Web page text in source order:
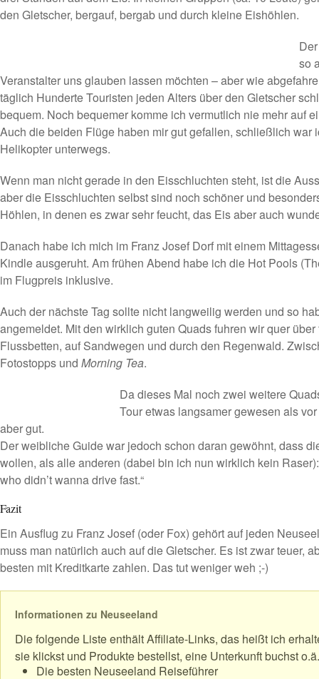
den Gletscher, bergauf, bergab und durch kleine Eishöhlen.
so
Veranstalter uns glauben lassen möchten – aber wie
täglich Hunderte Touristen jeden Alters über den Gletscher
bequem. Noch bequemer komme ich vermutlich nie mehr auf
Auch die beiden Flüge haben mir gut gefallen, schließlich war
Helikopter unterwegs.
Wenn man nicht gerade in den Eisschluchten steht, ist die
aber die Eisschluchten selbst sind noch schöner und
Höhlen, in denen es zwar sehr feucht, das Eis aber auch
Danach habe ich mich im Franz Josef Dorf mit einem
Kindle ausgeruht. Am frühen Abend habe ich die Hot Pools
im Flugpreis inklusive.
Auch der nächste Tag sollte nicht langweilig werden und so
angemeldet. Mit den wirklich guten Quads fuhren wir quer
Flussbetten, auf Sandwegen und durch den Regenwald.
Fotostopps und Morning Tea.
Da dieses Mal noch zwei weitere
Tour etwas langsamer gewesen als
aber gut.
Der weibliche Guide war jedoch schon daran gewöhnt, dass
wollen, als alle anderen (dabei bin ich nun wirklich kein Raser):
who didn’t wanna drive fast.“
Fazit
Ein Ausflug zu Franz Josef (oder Fox) gehört auf jeden
muss man natürlich auch auf die Gletscher. Es ist zwar teuer,
besten mit Kreditkarte zahlen. Das tut weniger weh ;-)
Informationen zu Neuseeland
Die folgende Liste enthält Affiliate-Links, das heißt ich
sie klickst und Produkte bestellst, eine Unterkunft buchst o.ä.
Die besten Neuseeland Reiseführer